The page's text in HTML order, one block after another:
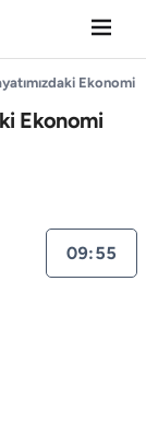
Ekonomi
Ekonomi
09:55